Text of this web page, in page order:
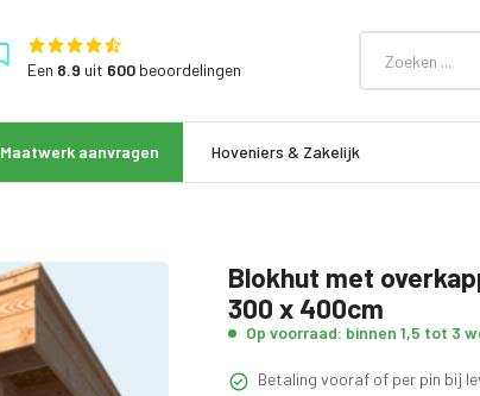
Een 8.9 uit 600beoordelingen
Maatwerk aanvragen Hoveniers & Zakelijk
Blokhut met
300 x 400cm
Op voorraad: binnen 1,5 tot 3
Betaling vooraf of per pin bij